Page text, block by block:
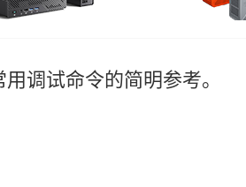
调试命令的简明参考。